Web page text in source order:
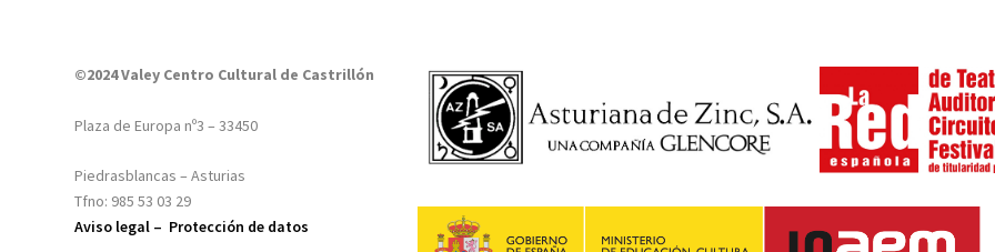
©2024 Valey Centro Cultural de Castrillón
Plaza de Europa nº3 – 33450
Piedrasblancas – Asturias
Tfno: 985 53 03 29
Aviso legal – Protección de datos